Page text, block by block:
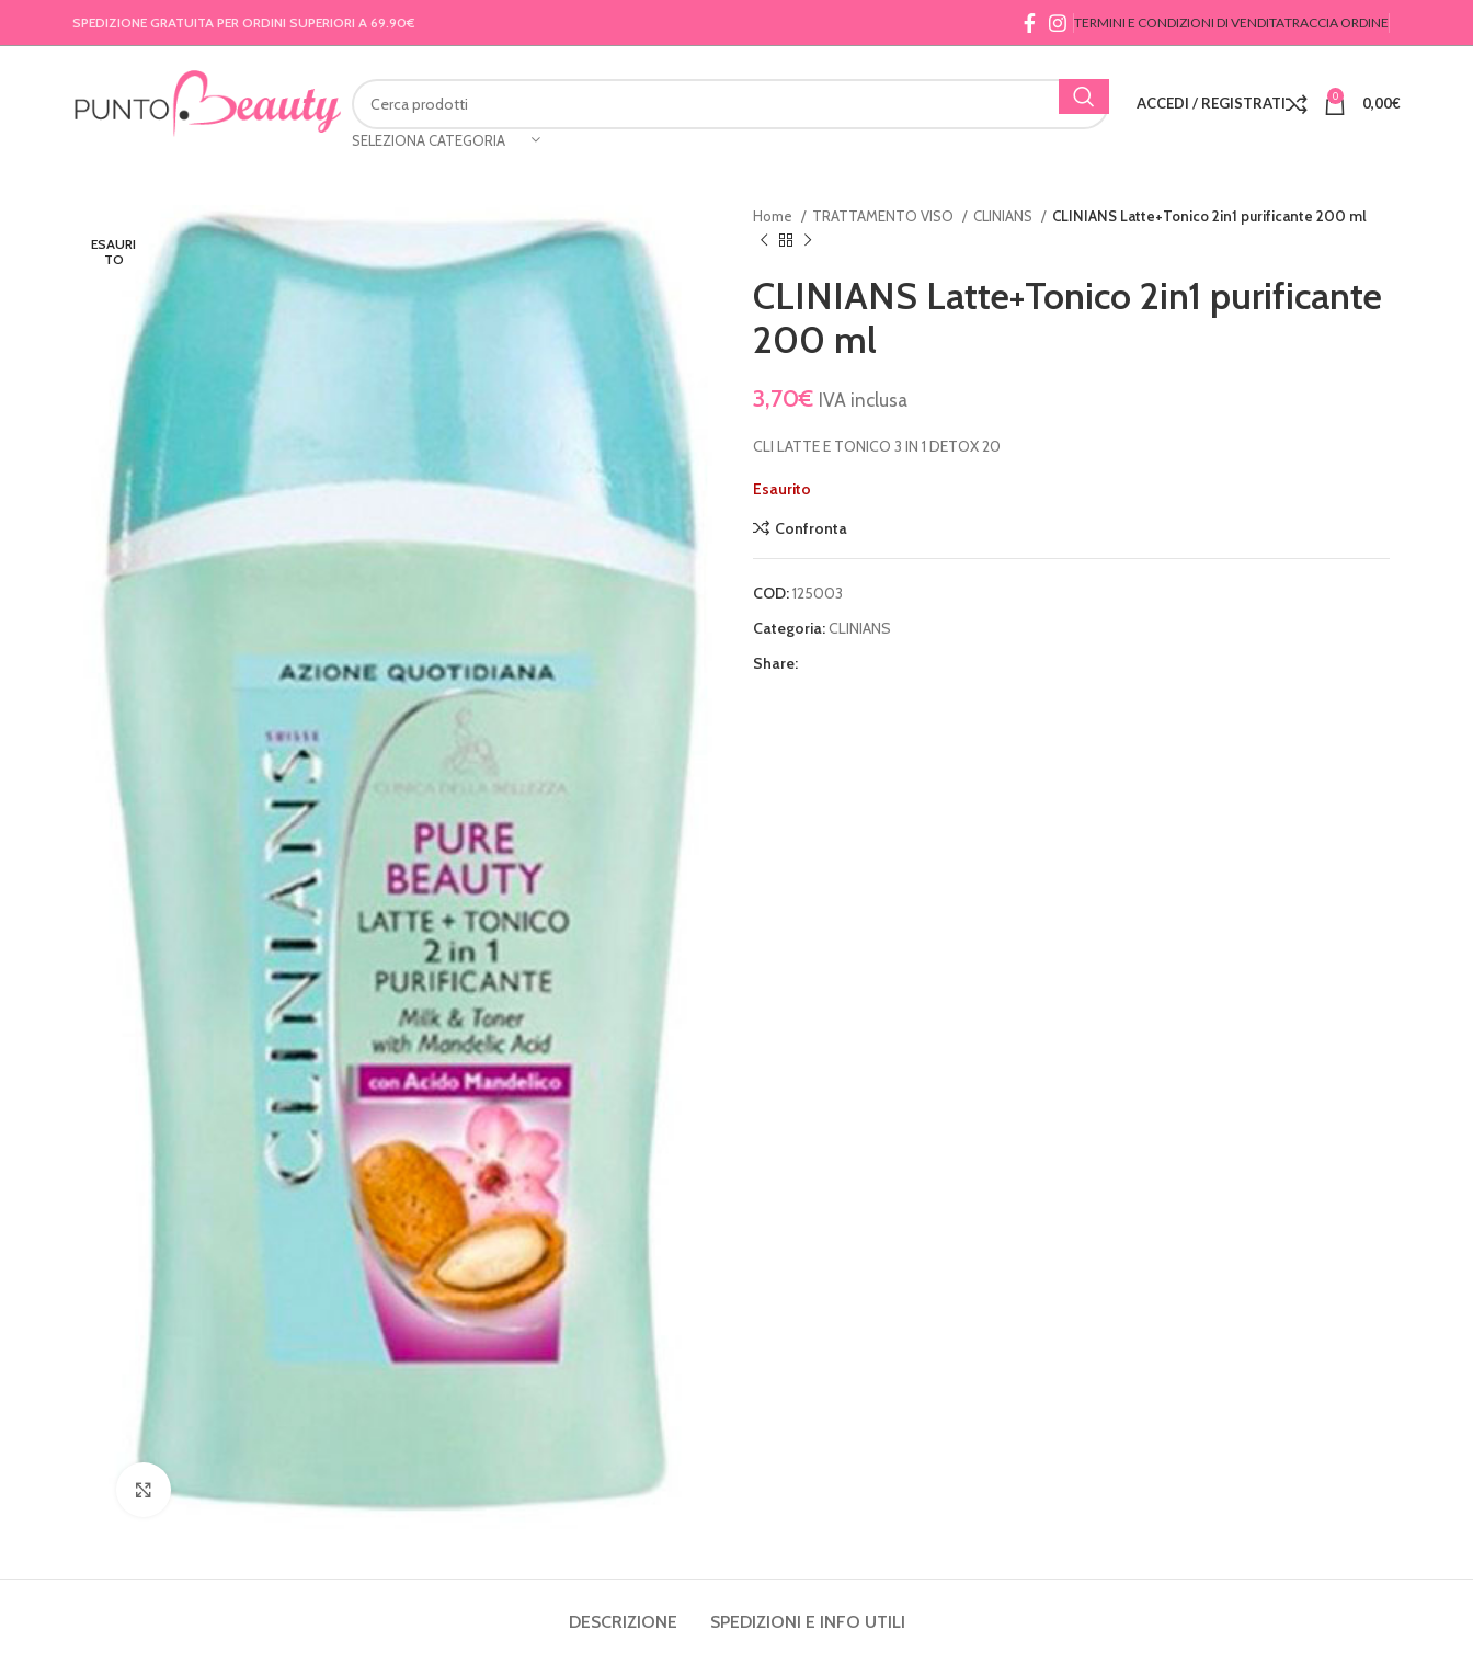
SPEDIZIONE GRATUITA PER ORDINI SUPERIORI A 69.90€ TERMINI E CONDIZIONI DI VENDITATRACCIA ORDINE
SELEZIONA CATEGORIA
ACCEDI / REGISTRATI 0 0,00€
ESAURI
TO
Clicca per ingrandire
Home TRATTAMENTO VISO CLINIANS CLINIANS Latte+Tonico 2in1 purificante 200 ml
CLINIANS Latte+Tonico 2in1 purificante
200 ml
3,70€ IVA inclusa
CLI LATTE E TONICO 3 IN 1 DETOX 20
Esaurito
Confronta
COD:125003
Categoria:CLINIANS
Share:
DESCRIZIONE SPEDIZIONI E INFO UTILI